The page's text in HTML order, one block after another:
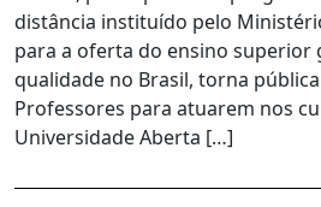
distância instituído pelo
para a oferta do ensino superior
qualidade no Brasil, torna
Professores para atuarem nos
Universidade Aberta […]